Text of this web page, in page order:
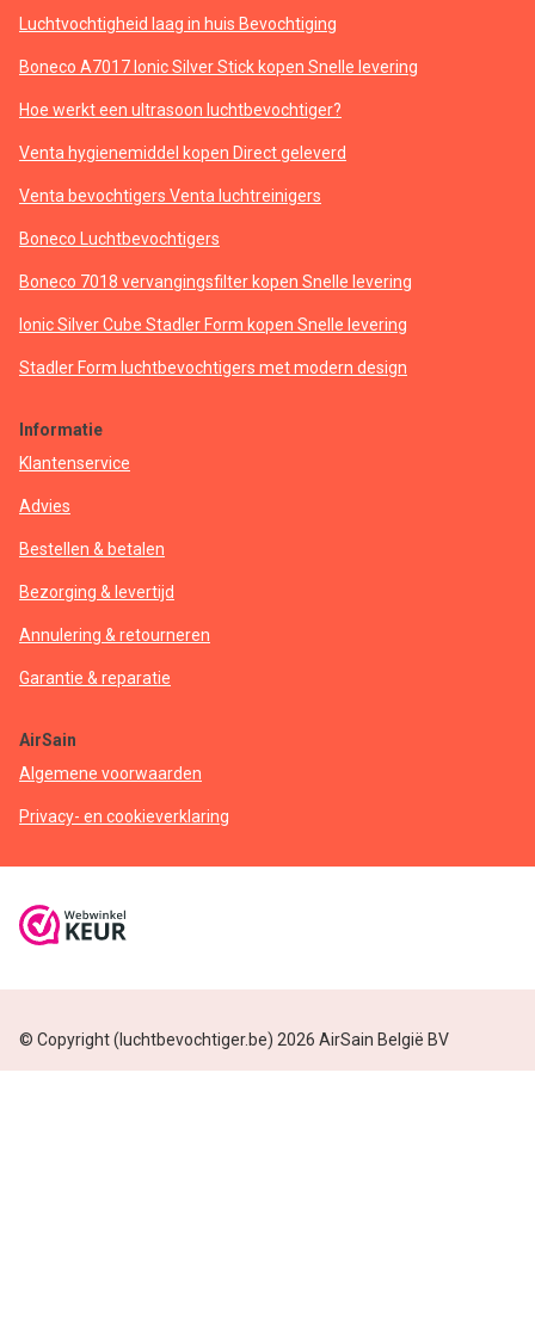
Luchtvochtigheid laag in huis Bevochtiging
Boneco A7017 Ionic Silver Stick kopen Snelle levering
Hoe werkt een ultrasoon luchtbevochtiger?
Venta hygienemiddel kopen Direct geleverd
Venta bevochtigers Venta luchtreinigers
Boneco Luchtbevochtigers
Boneco 7018 vervangingsfilter kopen Snelle levering
Ionic Silver Cube Stadler Form kopen Snelle levering
Stadler Form luchtbevochtigers met modern design
Informatie
Klantenservice
Advies
Bestellen & betalen
Bezorging & levertijd
Annulering & retourneren
Garantie & reparatie
AirSain
Algemene voorwaarden
Privacy- en cookieverklaring
© Copyright (luchtbevochtiger.be) 2026 AirSain België BV